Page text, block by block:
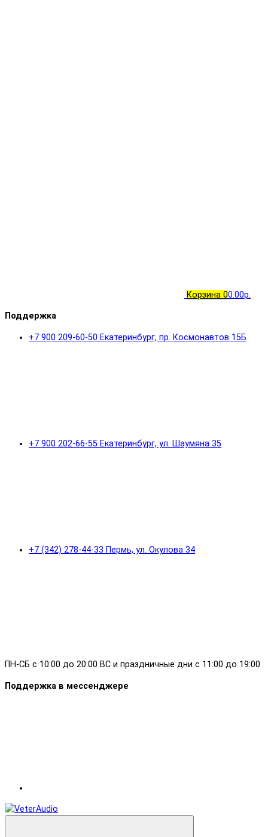
Корзина 00.00р.
Поддержка
+7 900 209-60-50 Екатеринбург, пр. Космонавтов 15Б
+7 900 202-66-55 Екатеринбург, ул. Шаумяна 35
+7 (342) 278-44-33 Пермь, ул. Окулова 34
ПН-СБ с 10:00 до 20:00 ВС и праздничные дни с 11:00 до 19:00
Поддержка в мессенджере